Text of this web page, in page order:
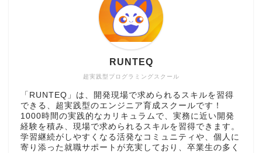
超実践型プログラミングスクール
RUNTEQ
「RUNTEQ」は、開発現場で求められるスキルを習得
できる、超実践型のエンジニア育成スクールです！
1000時間の実践的なカリキュラムで、実務に近い開発
経験を積み、現場で求められるスキルを習得できます。
学習継続がしやすくなる活発なコミュニティや、個人に
寄り添った就職サポートが充実しており、卒業生の多く